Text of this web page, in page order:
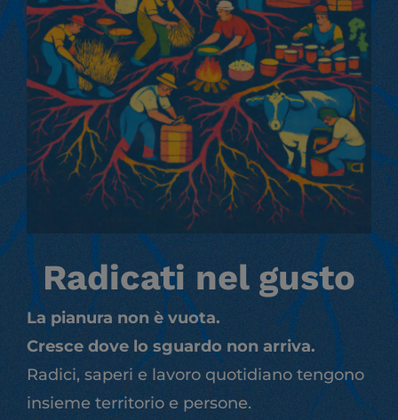
Radicati nel gusto
La pianura non è vuota.
Cresce dove lo sguardo non arriva.
Radici, saperi e lavoro quotidiano tengono
insieme territorio e persone.